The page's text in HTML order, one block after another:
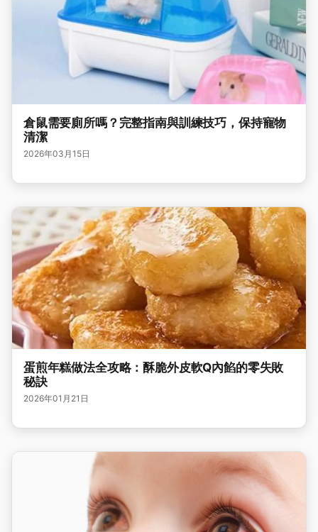
倉鼠需要廁所嗎？完整指南與訓練技巧，保持寵物
清潔
2026年03月15日
蛋煎年糕做法全攻略：酥脆外皮軟Q內餡的零失敗
秘訣
2026年01月21日